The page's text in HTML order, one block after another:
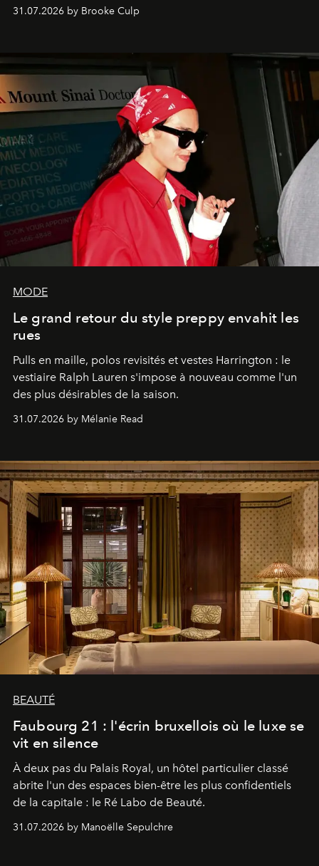
31.07.2026 by Brooke Culp
MODE
Le grand retour du style preppy envahit les
rues
Pulls en maille, polos revisités et vestes Harrington : le
vestiaire Ralph Lauren s'impose à nouveau comme l'un
des plus désirables de la saison.
31.07.2026 by Mélanie Read
BEAUTÉ
Faubourg 21 : l'écrin bruxellois où le luxe se
vit en silence
À deux pas du Palais Royal, un hôtel particulier classé
abrite l'un des espaces bien-être les plus confidentiels
de la capitale : le Ré Labo de Beauté.
31.07.2026 by Manoëlle Sepulchre